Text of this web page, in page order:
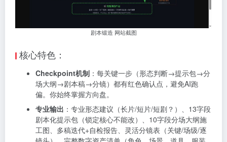
剧本锻造 网站截图
核心特色：
Checkpoint机制 ：每关键一步（形态判断→提示包→分
场大纲→剧本稿→分镜）都有红色确认点，避免AI跑
偏。你始终掌握方向盘。
专业输出 ：专业形态建议（长片/短片/短剧？）、13字段
剧本化提示包（锁定核心不能改）、10字段分场大纲施
工图、多稿迭代+自检报告、灵活分镜表（关键/场级/逐